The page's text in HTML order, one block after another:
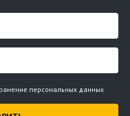
персональных данных